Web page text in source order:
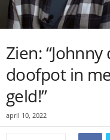
Zien:
doofpot in
geld!”
april 10, 2022